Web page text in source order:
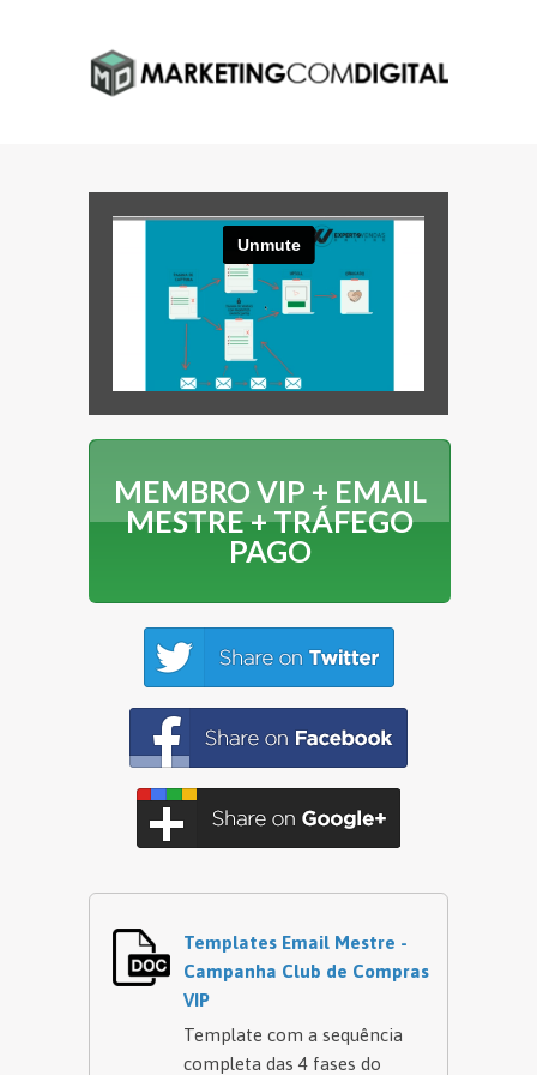
MEMBRO VIP + EMAIL
MESTRE + TRÁFEGO
PAGO
Templates Email Mestre -
Campanha Club de Compras
VIP
Template com a sequência
completa das 4 fases do